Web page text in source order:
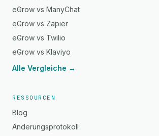
eGrow vs ManyChat
eGrow vs Zapier
eGrow vs Twilio
eGrow vs Klaviyo
Alle Vergleiche →
RESSOURCEN
Blog
Änderungsprotokoll